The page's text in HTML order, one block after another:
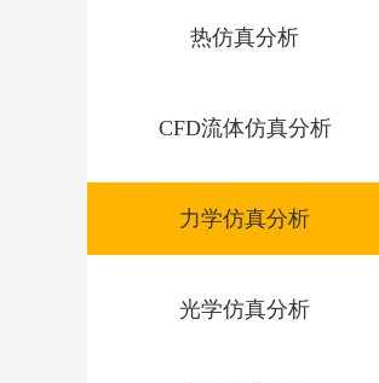
热仿真分析
CFD流体仿真分析
力学仿真分析
光学仿真分析